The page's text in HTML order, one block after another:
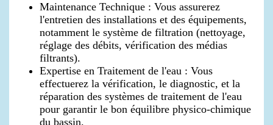
Maintenance Technique : Vous assurerez
l'entretien des installations et des équipements,
notamment le système de filtration (nettoyage,
réglage des débits, vérification des médias
filtrants).
Expertise en Traitement de l'eau : Vous
effectuerez la vérification, le diagnostic, et la
réparation des systèmes de traitement de l'eau
pour garantir le bon équilibre physico-chimique
du bassin.